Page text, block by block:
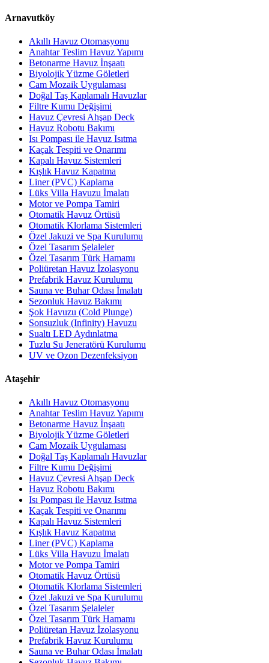
Arnavutköy
Akıllı Havuz Otomasyonu
Anahtar Teslim Havuz Yapımı
Betonarme Havuz İnşaatı
Biyolojik Yüzme Göletleri
Cam Mozaik Uygulaması
Doğal Taş Kaplamalı Havuzlar
Filtre Kumu Değişimi
Havuz Çevresi Ahşap Deck
Havuz Robotu Bakımı
Isı Pompası ile Havuz Isıtma
Kaçak Tespiti ve Onarımı
Kapalı Havuz Sistemleri
Kışlık Havuz Kapatma
Liner (PVC) Kaplama
Lüks Villa Havuzu İmalatı
Motor ve Pompa Tamiri
Otomatik Havuz Örtüsü
Otomatik Klorlama Sistemleri
Özel Jakuzi ve Spa Kurulumu
Özel Tasarım Şelaleler
Özel Tasarım Türk Hamamı
Poliüretan Havuz İzolasyonu
Prefabrik Havuz Kurulumu
Sauna ve Buhar Odası İmalatı
Sezonluk Havuz Bakımı
Şok Havuzu (Cold Plunge)
Sonsuzluk (Infinity) Havuzu
Sualtı LED Aydınlatma
Tuzlu Su Jeneratörü Kurulumu
UV ve Ozon Dezenfeksiyon
Ataşehir
Akıllı Havuz Otomasyonu
Anahtar Teslim Havuz Yapımı
Betonarme Havuz İnşaatı
Biyolojik Yüzme Göletleri
Cam Mozaik Uygulaması
Doğal Taş Kaplamalı Havuzlar
Filtre Kumu Değişimi
Havuz Çevresi Ahşap Deck
Havuz Robotu Bakımı
Isı Pompası ile Havuz Isıtma
Kaçak Tespiti ve Onarımı
Kapalı Havuz Sistemleri
Kışlık Havuz Kapatma
Liner (PVC) Kaplama
Lüks Villa Havuzu İmalatı
Motor ve Pompa Tamiri
Otomatik Havuz Örtüsü
Otomatik Klorlama Sistemleri
Özel Jakuzi ve Spa Kurulumu
Özel Tasarım Şelaleler
Özel Tasarım Türk Hamamı
Poliüretan Havuz İzolasyonu
Prefabrik Havuz Kurulumu
Sauna ve Buhar Odası İmalatı